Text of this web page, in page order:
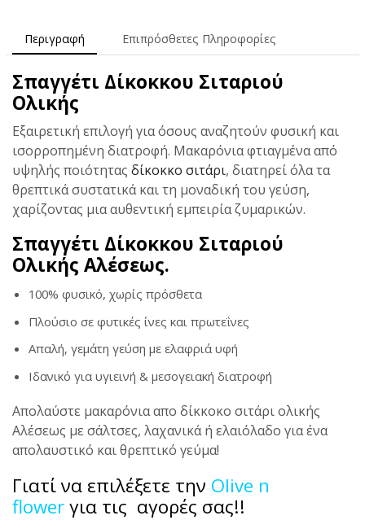
Περιγραφή Επιπρόσθετες Πληροφορίες
Σπαγγέτι Δίκοκκου Σιταριού
Ολικής
Eξαιρετική επιλογή για όσους αναζητούν φυσική και
ισορροπημένη διατροφή. Μακαρόνια φτιαγμένα από
υψηλής ποιότητας δίκοκκο σιτάρι, διατηρεί όλα τα
θρεπτικά συστατικά και τη μοναδική του γεύση,
χαρίζοντας μια αυθεντική εμπειρία ζυμαρικών.
Σπαγγέτι Δίκοκκου Σιταριού
Ολικής Αλέσεως.
100% φυσικό, χωρίς πρόσθετα
Πλούσιο σε φυτικές ίνες και πρωτεΐνες
Απαλή, γεμάτη γεύση με ελαφριά υφή
Ιδανικό για υγιεινή & μεσογειακή διατροφή
Απολαύστε μακαρόνια απο δίκκοκο σιτάρι ολικής
Αλέσεως με σάλτσες, λαχανικά ή ελαιόλαδο για ένα
απολαυστικό και θρεπτικό γεύμα!
Γιατί να επιλέξετε την Olive n
flowerγια τις αγορές σας!!